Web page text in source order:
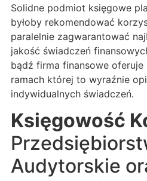
Solidne podmiot księgowe
byłoby rekomendować
paralelnie zagwarantować
jakość świadczeń
bądź firma finansowe
ramach której to wyraźnie
indywidualnych świadczeń.
Księgowość
Audytorskie